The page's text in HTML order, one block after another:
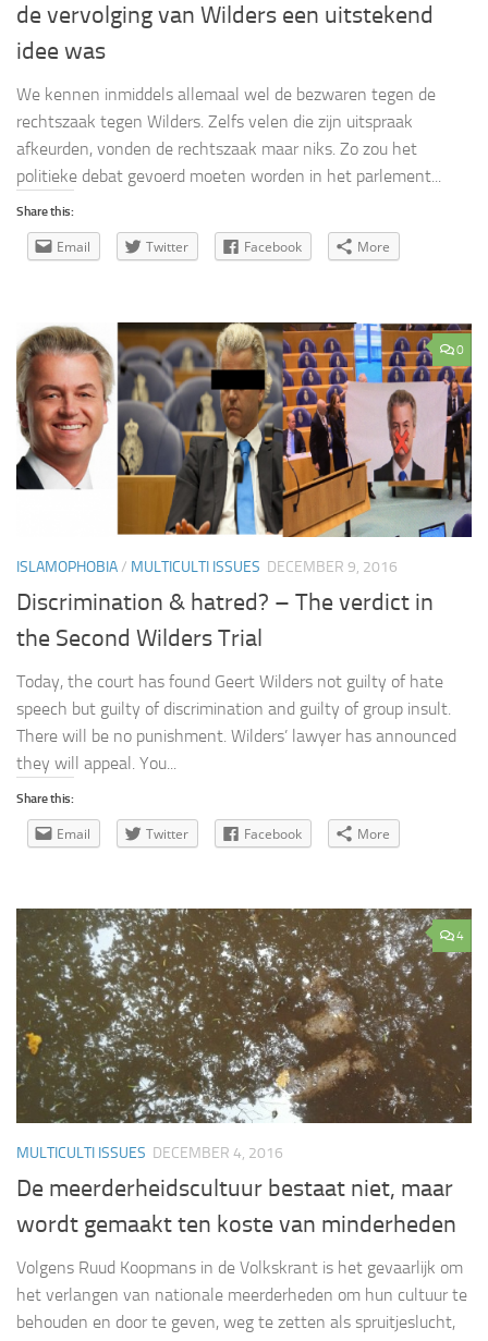
de vervolging van Wilders een uitstekend
idee was
We kennen inmiddels allemaal wel de bezwaren tegen de
rechtszaak tegen Wilders. Zelfs velen die zijn uitspraak
afkeurden, vonden de rechtszaak maar niks. Zo zou het
politieke debat gevoerd moeten worden in het parlement...
Share this:
Email Twitter Facebook More
0
ISLAMOPHOBIA/ MULTICULTI ISSUES DECEMBER 9, 2016
Discrimination & hatred? – The verdict in
the Second Wilders Trial
Today, the court has found Geert Wilders not guilty of hate
speech but guilty of discrimination and guilty of group insult.
There will be no punishment. Wilders’ lawyer has announced
they will appeal. You...
Share this:
Email Twitter Facebook More
4
MULTICULTI ISSUES DECEMBER 4, 2016
De meerderheidscultuur bestaat niet, maar
wordt gemaakt ten koste van minderheden
Volgens Ruud Koopmans in de Volkskrant is het gevaarlijk om
het verlangen van nationale meerderheden om hun cultuur te
behouden en door te geven, weg te zetten als spruitjeslucht,